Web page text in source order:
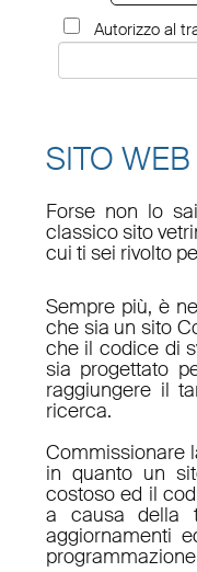
Autorizzo al
SITO
Forse non lo
classico sito
cui ti sei rivolto
Sempre più, è
che sia un sito
che il codice di
sia progettato
raggiungere il
ricerca.
Commissionare
in quanto un
costoso ed il
a causa della
aggiornamenti